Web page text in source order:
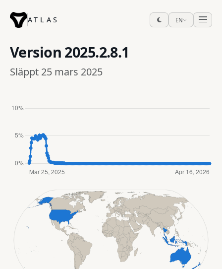
ATLAS EN
Version 2025.2.8.1
Släppt 25 mars 2025